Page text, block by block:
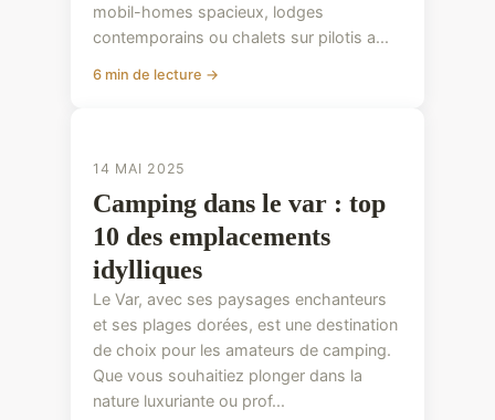
mobil-homes spacieux, lodges
contemporains ou chalets sur pilotis a...
6 min de lecture →
14 MAI 2025
Camping dans le var : top
10 des emplacements
idylliques
Le Var, avec ses paysages enchanteurs
et ses plages dorées, est une destination
de choix pour les amateurs de camping.
Que vous souhaitiez plonger dans la
nature luxuriante ou prof...